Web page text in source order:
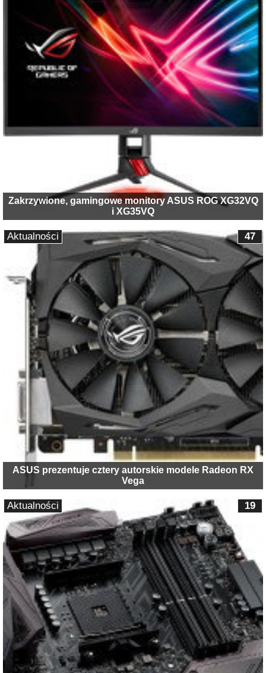
Zakrzywione, gamingowe monitory ASUS ROG XG32VQ
i XG35VQ
ASUS prezentuje cztery autorskie modele Radeon RX
Vega
47
Aktualności
19
Aktualności